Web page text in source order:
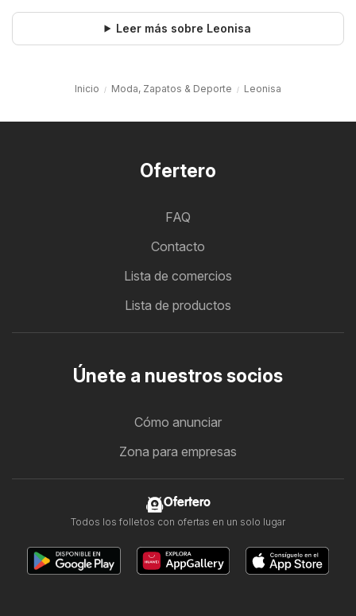
Leer más sobre Leonisa
Inicio Moda, Zapatos & Deporte Leonisa
Ofertero
FAQ
Contacto
Lista de comercios
Lista de productos
Únete a nuestros socios
Cómo anunciar
Zona para empresas
Ofertero
Todos los folletos con ofertas en un solo lugar